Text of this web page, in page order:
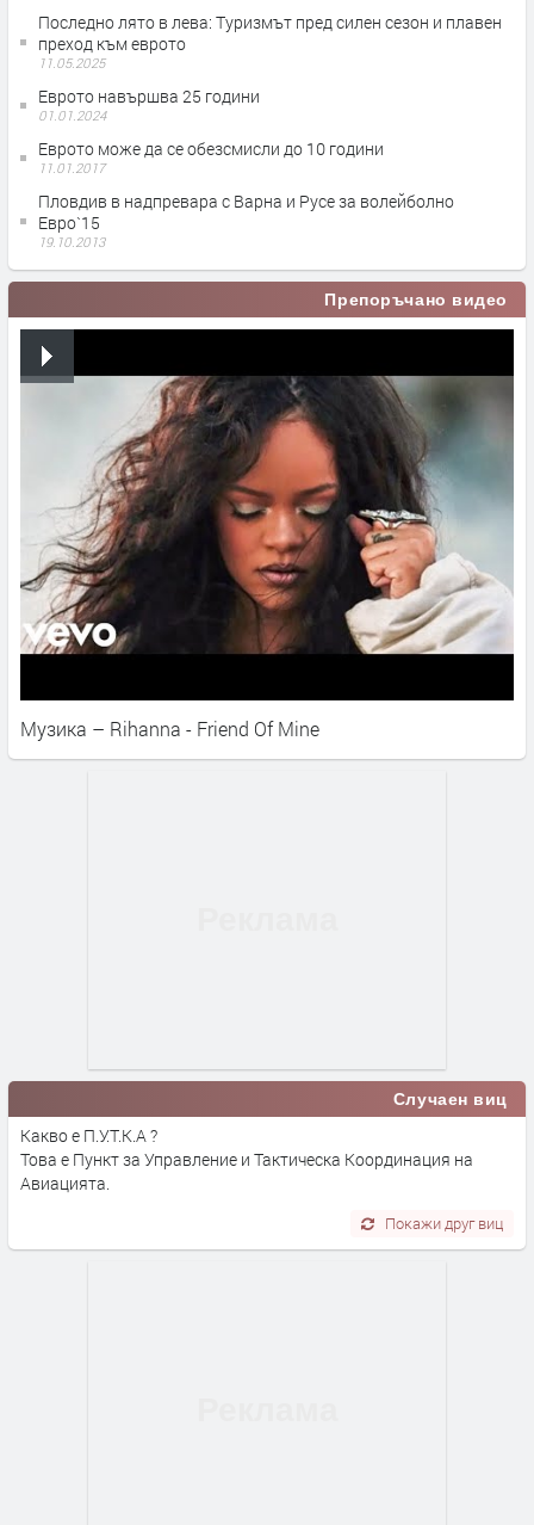
Последно лято в лева: Туризмът пред силен сезон и плавен
преход към еврото
11.05.2025
Еврото навършва 25 години
01.01.2024
Еврото може да се обезсмисли до 10 години
11.01.2017
Пловдив в надпревара с Варна и Русе за волейболно
Евро`15
19.10.2013
Препоръчано видео
Музика – Rihanna - Friend Of Mine
Случаен виц
Какво е П.У.Т.К.А ?
Това е Пункт за Управление и Тактическа Координация на
Авиацията.
Покажи друг виц